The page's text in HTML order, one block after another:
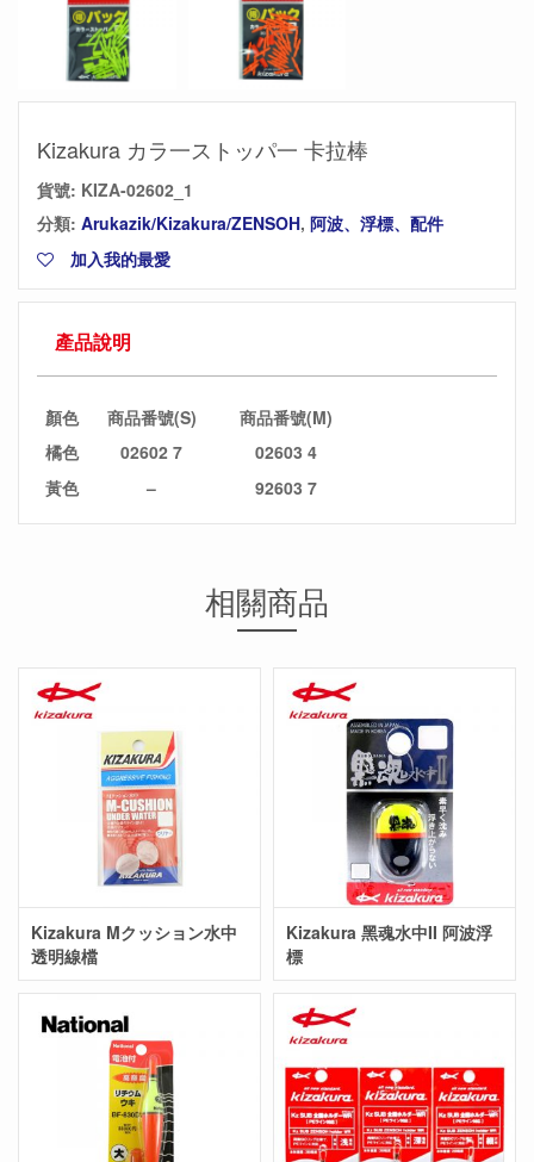
Kizakura カラ一ストッパ一 卡拉棒
貨號: KIZA-02602_1
分類: Arukazik/Kizakura/ZENSOH, 阿波、浮標、配件
加入我的最愛
產品說明
顏色 商品番號(S)
商品番號(M)
橘色
02602 7
02603 4
黃色
– 92603 7
相關商品
Kizakura Mクッション水中
透明線檔
Kizakura 黑魂水中II 阿波浮
標